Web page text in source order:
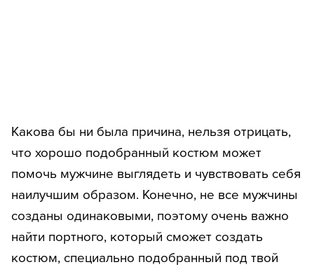
Какова бы ни была причина, нельзя отрицать,
что хорошо подобранный костюм может
помочь мужчине выглядеть и чувствовать себя
наилучшим образом. Конечно, не все мужчины
созданы одинаковыми, поэтому очень важно
найти портного, который сможет создать
костюм, специально подобранный под твой